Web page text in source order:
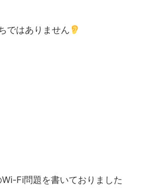
ではありません
Fi問題を書いておりました